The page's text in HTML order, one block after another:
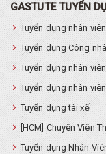
GASTUTE TUYỂN
Tuyển dụng nhân
Tuyển dụng Công
Tuyển dụng nhân
Tuyển dụng nhân
Tuyển dụng tài xế
[HCM] Chuyên Viên
Tuyển dụng Nhân